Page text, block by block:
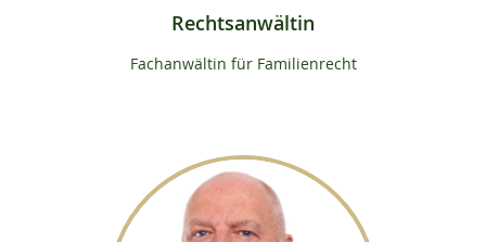
Rechtsanwältin
Fachanwältin für Familienrecht